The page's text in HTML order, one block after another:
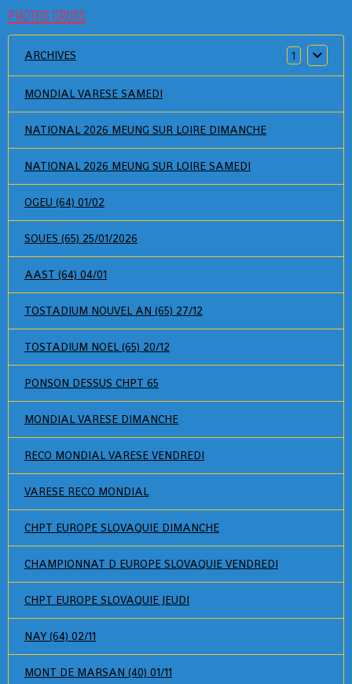
PHOTOS CROSS
ARCHIVES 1
MONDIAL VARESE SAMEDI
NATIONAL 2026 MEUNG SUR LOIRE DIMANCHE
NATIONAL 2026 MEUNG SUR LOIRE SAMEDI
OGEU (64) 01/02
SOUES (65) 25/01/2026
AAST (64) 04/01
TOSTADIUM NOUVEL AN (65) 27/12
TOSTADIUM NOEL (65) 20/12
PONSON DESSUS CHPT 65
MONDIAL VARESE DIMANCHE
RECO MONDIAL VARESE VENDREDI
VARESE RECO MONDIAL
CHPT EUROPE SLOVAQUIE DIMANCHE
CHAMPIONNAT D EUROPE SLOVAQUIE VENDREDI
CHPT EUROPE SLOVAQUIE JEUDI
NAY (64) 02/11
MONT DE MARSAN (40) 01/11